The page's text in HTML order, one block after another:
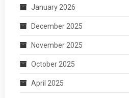
January 2026
December 2025
November 2025
October 2025
April 2025